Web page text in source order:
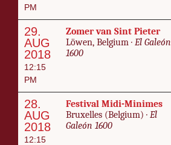
PM
29.
AUG
2018
12:15
PM
Zomer van Sint Pieter
Löwen, Bel­gium · El Galeón
1600
28.
AUG
2018
12:15
Fes­ti­val Mi­di-Min­imes
Brux­elles (Bel­gium) · El
Galeón 1600